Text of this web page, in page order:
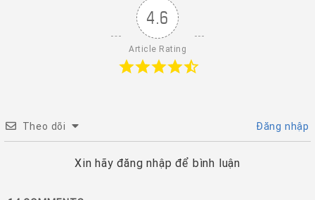
4.6
Article Rating
Theo dõi Đăng nhập
Xin hãy đăng nhập để bình luận